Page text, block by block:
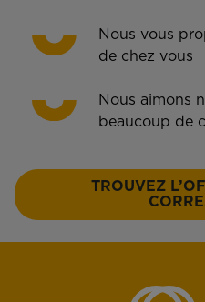
Nous vous
de chez vous
Nous aimons
beaucoup de
TROUVEZ